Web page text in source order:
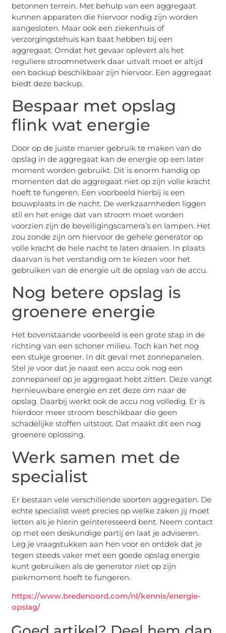
betonnen terrein. Met behulp van een aggregaat
kunnen apparaten die hiervoor nodig zijn worden
aangesloten. Maar ook een ziekenhuis of
verzorgingstehuis kan baat hebben bij een
aggregaat. Omdat het gevaar oplevert als het
reguliere stroomnetwerk daar uitvalt moet er altijd
een backup beschikbaar zijn hiervoor. Een aggregaat
biedt deze backup.
Bespaar met opslag
flink wat energie
Door op de juiste manier gebruik te maken van de
opslag in de aggregaat kan de energie op een later
moment worden gebruikt. Dit is enorm handig op
momenten dat de aggregaat niet op zijn volle kracht
hoeft te fungeren. Een voorbeeld hierbij is een
bouwplaats in de nacht. De werkzaamheden liggen
stil en het enige dat van stroom moet worden
voorzien zijn de beveiligingscamera’s en lampen. Het
zou zonde zijn om hiervoor de gehele generator op
volle kracht de hele nacht te laten draaien. In plaats
daarvan is het verstandig om te kiezen voor het
gebruiken van de energie uit de opslag van de accu.
Nog betere opslag is
groenere energie
Het bovenstaande voorbeeld is een grote stap in de
richting van een schoner milieu. Toch kan het nog
een stukje groener. In dit geval met zonnepanelen.
Stel je voor dat je naast een accu ook nog een
zonnepaneel op je aggregaat hebt zitten. Deze vangt
hernieuwbare energie en zet deze om naar de
opslag. Daarbij werkt ook de accu nog volledig. Er is
hierdoor meer stroom beschikbaar die geen
schadelijke stoffen uitstoot. Dat maakt dit een nog
groenere oplossing.
Werk samen met de
specialist
Er bestaan vele verschillende soorten aggregaten. De
echte specialist weet precies op welke zaken jij moet
letten als je hierin geïnteresseerd bent. Neem contact
op met een deskundige partij en laat je adviseren.
Leg je vraagstukken aan hen voor en ontdek dat je
tegen steeds vaker met een goede opslag energie
kunt gebruiken als de generator niet op zijn
piekmoment hoeft te fungeren.
https://www.bredenoord.com/nl/kennis/energie-
opslag/